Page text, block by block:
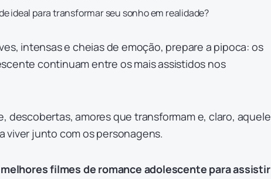
ideal para transformar seu sonho em realidade?
intensas e cheias de emoção, prepare a pipoca: os
continuam entre os mais assistidos nos
descobertas, amores que transformam e, claro, aquele
viver junto com os personagens.
filmes de romance adolescente para assistir